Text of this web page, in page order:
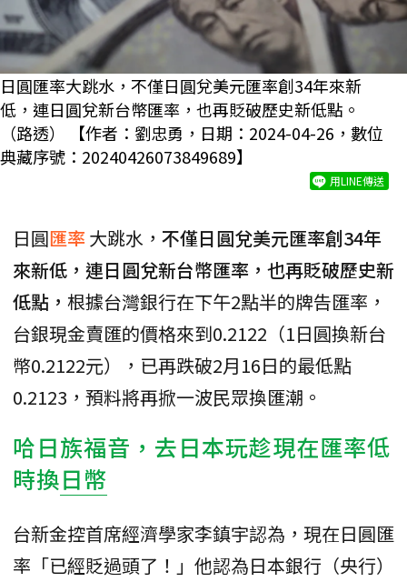
日圓匯率大跳水，不僅日圓兌美元匯率創34年來新
低，連日圓兌新台幣匯率，也再貶破歷史新低點。
（路透） 【作者：劉忠勇，日期：2024-04-26，數位
典藏序號：20240426073849689】
用LINE傳送
日圓匯率 大跳水， 不僅日圓兌美元匯率創34年
來新低，連日圓兌新台幣匯率，也再貶破歷史新
低點， 根據台灣銀行在下午2點半的牌告匯率，
台銀現金賣匯的價格來到0.2122（1日圓換新台
幣0.2122元），已再跌破2月16日的最低點
0.2123，預料將再掀一波民眾換匯潮。
哈日族福音，去日本玩趁現在匯率低
時換日幣
台新金控首席經濟學家李鎮宇認為，現在日圓匯
率「已經貶過頭了！」他認為日本銀行（央行）